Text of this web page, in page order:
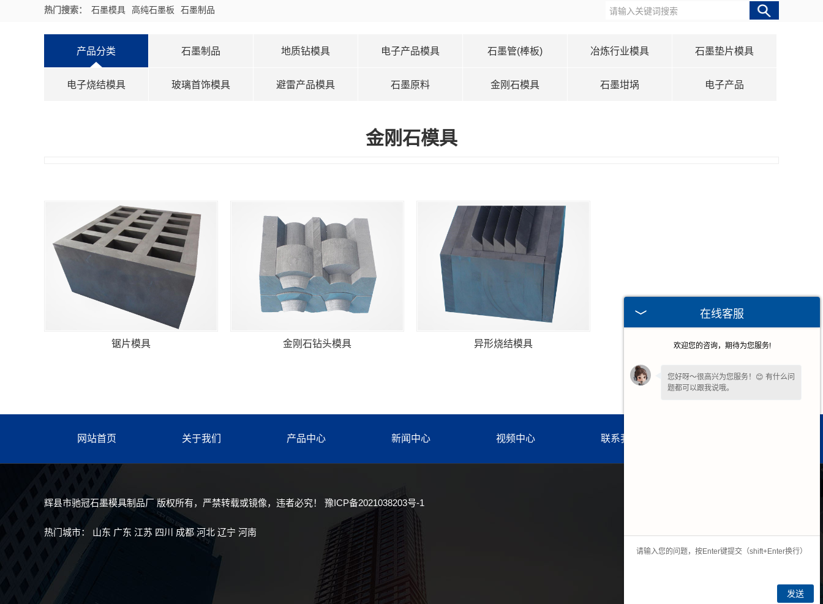
热门搜索： 石墨模具 高纯石墨板 石墨制品
产品分类 石墨制品 地质钻模具 电子产品模具 石墨管(棒板) 冶炼行业模具 石墨垫片模具
电子烧结模具 玻璃首饰模具 避雷产品模具 石墨原料 金刚石模具 石墨坩埚 电子产品
金刚石模具
锯片模具 金刚石钻头模具 异形烧结模具
网站首页 关于我们 产品中心 新闻中心 视频中心 联系我们
辉县市驰冠石墨模具制品厂 版权所有，严禁转载或镜像，违者必究！ 豫ICP备2021038203号-1
热门城市： 山东 广东 江苏 四川 成都 河北 辽宁 河南
在线客服
欢迎您的咨询，期待为您服务!
您好呀～很高兴为您服务！😊 有什么问
题都可以跟我说哦。
发送